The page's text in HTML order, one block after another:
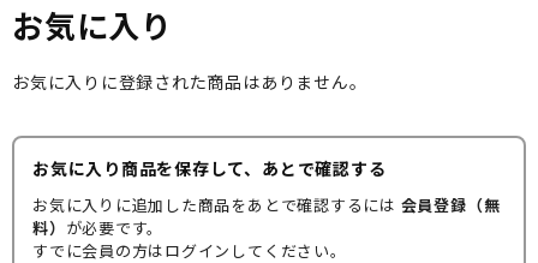
お気に入り
お気に入りに登録された商品はありません。
お気に入り商品を保存して、あとで確認する
お気に入りに追加した商品をあとで確認するには 会員登録（無
料） が必要です。
すでに会員の方はログインしてください。